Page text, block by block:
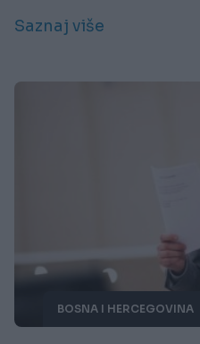
Saznaj više
BOSNA I HERCEGOVINA